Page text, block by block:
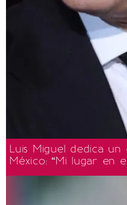
Luis Miguel dedica
México: “Mi lugar en